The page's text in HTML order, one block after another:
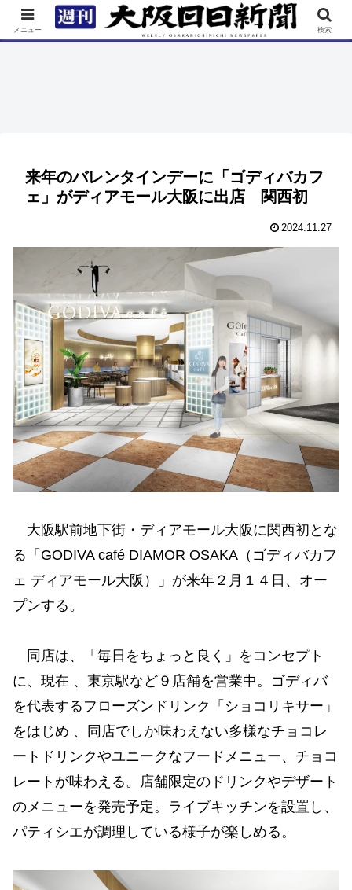
TOP 特集 ニュース 連載 街ネタ イベント
来年のバレンタインデーに「ゴディバカフ
ェ」がディアモール大阪に出店 関西初
2024.11.27
大阪駅前地下街・ディアモール大阪に関西初とな
る「GODIVA café DIAMOR OSAKA（ゴディバカフ
ェ ディアモール大阪）」が来年２月１４日、オー
プンする。
同店は、「毎日をちょっと良く」をコンセプト
に、現在 、東京駅など９店舗を営業中。ゴディバ
を代表するフローズンドリンク「ショコリキサー」
をはじめ 、同店でしか味わえない多様なチョコレ
ートドリンクやユニークなフードメニュー、チョコ
レートが味わえる。店舗限定のドリンクやデザート
のメニューを発売予定。ライブキッチンを設置し、
パティシエが調理している様子が楽しめる。
メニュー 検索